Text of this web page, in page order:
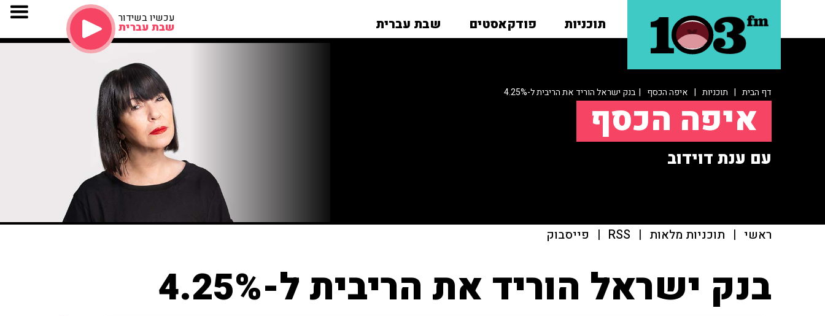
תוכניות פודקאסטים שבת עברית עכשיו בשידור
שבת עברית
דף הבית | תוכניות | איפה הכסף | בנק ישראל הוריד את הריבית ל-4.25%
איפה הכסף
עם ענת דוידוב
ראשי | תוכניות מלאות |
RSS
| פייסבוק
בנק ישראל הוריד את הריבית ל-4.25%